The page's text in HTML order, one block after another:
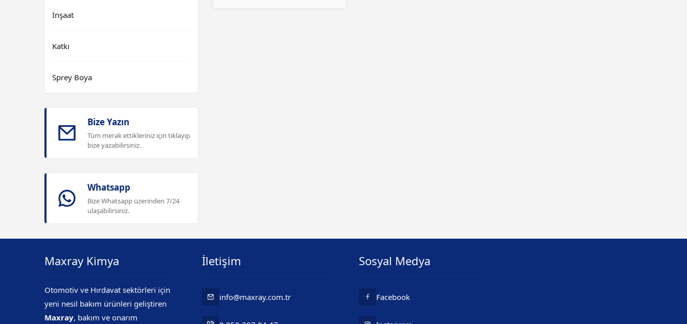
İnşaat
Katkı
Sprey Boya
Bize Yazın
Tüm merak ettikleriniz için tıklayıp
bize yazabilirsiniz.
Whatsapp
Bize Whatsapp üzerinden 7/24
ulaşabilirsiniz.
Maxray Kimya
Otomotiv ve Hırdavat sektörleri için
yeni nesil bakım ürünleri geliştiren
Maxray, bakım ve onarım
İletişim
info@maxray.com.tr
Sosyal Medya
Facebook